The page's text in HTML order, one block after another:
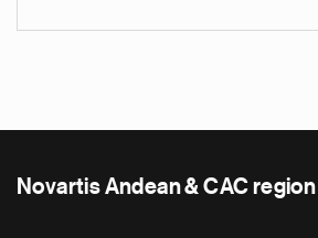
Novartis Andean & CAC region